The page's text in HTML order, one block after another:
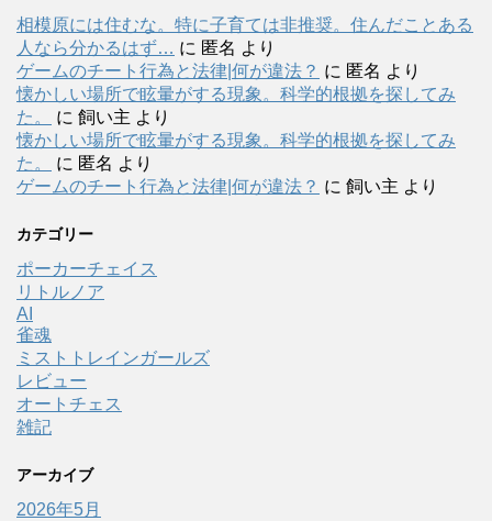
相模原には住むな。特に子育ては非推奨。住んだことある
人なら分かるはず… に 匿名 より
ゲームのチート行為と法律|何が違法？ に 匿名 より
懐かしい場所で眩暈がする現象。科学的根拠を探してみ
た。
に 飼い主 より
懐かしい場所で眩暈がする現象。科学的根拠を探してみ
た。
に 匿名 より
ゲームのチート行為と法律|何が違法？ に 飼い主 より
カテゴリー
ポーカーチェイス
リトルノア
AI
雀魂
ミストトレインガールズ
レビュー
オートチェス
雑記
アーカイブ
2026年5月